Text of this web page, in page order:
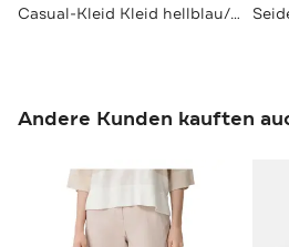
Casual-Kleid Kleid hellblau/weiß gestreift
Andere Kunden kauften